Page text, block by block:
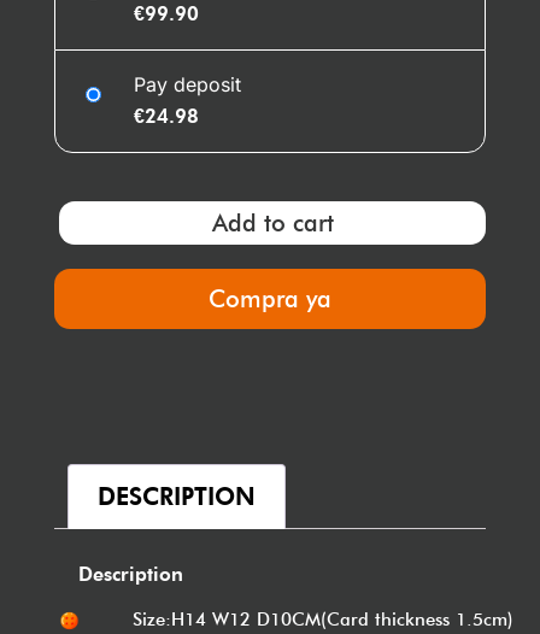
€99.90
Pay deposit
€24.98
Add to cart
Compra ya
DESCRIPTION
Description
Size:H14 W12 D10CM(Card thickness 1.5cm)